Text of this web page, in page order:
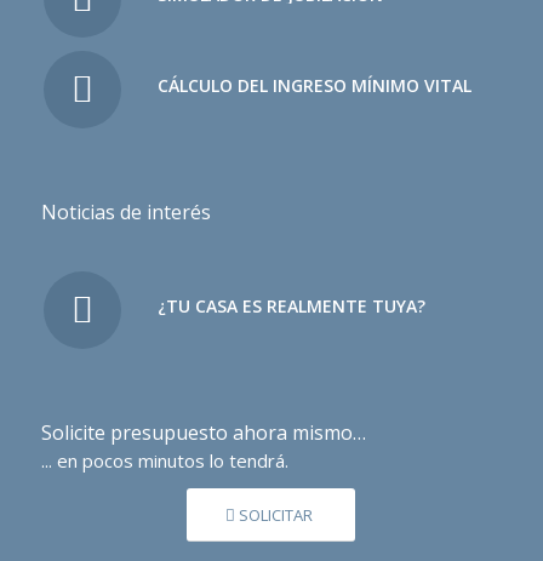
CÁLCULO DEL INGRESO MÍNIMO VITAL
Noticias de interés
¿TU CASA ES REALMENTE TUYA?
Solicite presupuesto ahora mismo…
... en pocos minutos lo tendrá.
SOLICITAR